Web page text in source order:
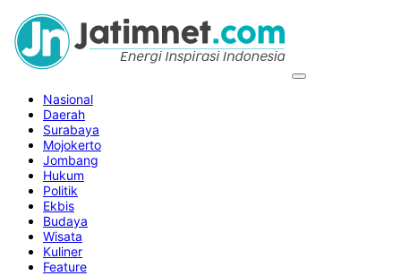
Nasional
Daerah
Surabaya
Mojokerto
Jombang
Hukum
Politik
Ekbis
Budaya
Wisata
Kuliner
Feature